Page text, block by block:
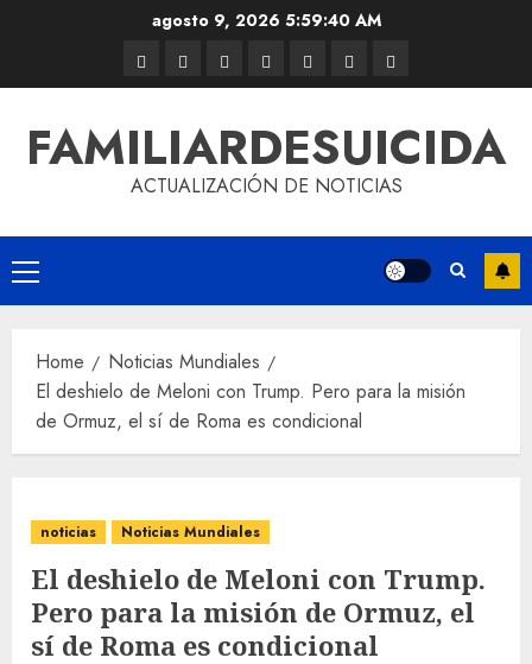
agosto 9, 20265:59:41 AM
FAMILIARDESUICIDA
ACTUALIZACIÓN DE NOTICIAS
Home
Noticias Mundiales
El deshielo de Meloni con Trump. Pero para la misión
de Ormuz, el sí de Roma es condicional
noticias Noticias Mundiales
El deshielo de Meloni con Trump.
Pero para la misión de Ormuz, el
sí de Roma es condicional